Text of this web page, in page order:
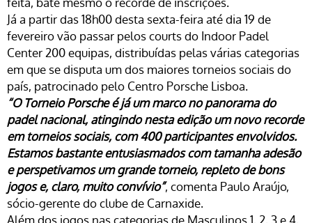
Já a partir das 18h00 desta sexta-feira até dia 19 de
fevereiro vão passar pelos courts do Indoor Padel
Center 200 equipas, distribuídas pelas várias categorias
em que se disputa um dos maiores torneios sociais do
país, patrocinado pelo Centro Porsche Lisboa.
“O Torneio Porsche é já um marco no panorama do
padel nacional, atingindo nesta edição um novo recorde
em torneios sociais, com 400 participantes envolvidos.
Estamos bastante entusiasmados com tamanha adesão
e perspetivamos um grande torneio, repleto de bons
jogos e, claro, muito convívio”, comenta Paulo Araújo,
sócio-gerente do clube de Carnaxide.